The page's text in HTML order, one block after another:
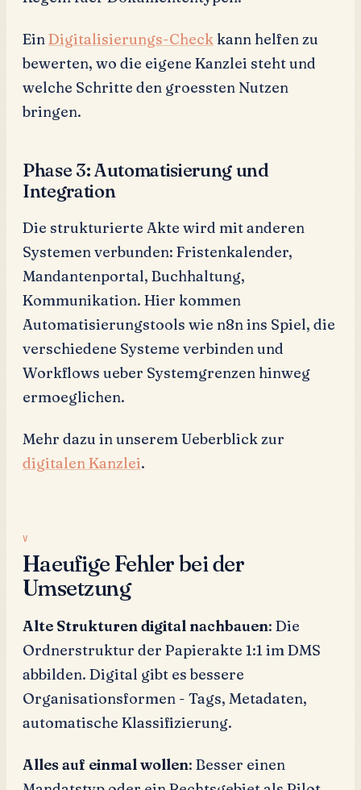
EinDigitalisierungs-Check kann helfen zu
bewerten, wo die eigene Kanzlei steht und
welche Schritte den groessten Nutzen
bringen.
Phase 3: Automatisierung und
Integration
Die strukturierte Akte wird mit anderen
Systemen verbunden: Fristenkalender,
Mandantenportal, Buchhaltung,
Kommunikation. Hier kommen
Automatisierungstools wie n8n ins Spiel, die
verschiedene Systeme verbinden und
Workflows ueber Systemgrenzen hinweg
ermoeglichen.
Mehr dazu in unserem Ueberblick zur
digitalen Kanzlei.
Haeufige Fehler bei der
Umsetzung
Alte Strukturen digital nachbauen: Die
Ordnerstruktur der Papierakte 1:1 im DMS
abbilden. Digital gibt es bessere
Organisationsformen - Tags, Metadaten,
automatische Klassifizierung.
Alles auf einmal wollen: Besser einen